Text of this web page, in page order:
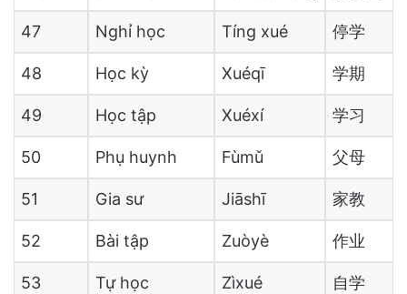
47 Nghỉ học Tíng xué 停学
48 Học kỳ Xuéqī 学期
49 Học tập Xuéxí 学习
50 Phụ huynh Fùmǔ 父母
51 Gia sư Jiāshī 家教
52 Bài tập Zuòyè 作业
53 Tự học Zìxué 自学